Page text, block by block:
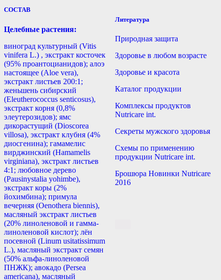
СОСТАВ
Целебные растения:
виноград культурный (Vitis
vinifera L.) , экстракт косточек
(95% проантоцианидов); алоэ
настоящее (Aloe vera),
экстракт листьев 200:1;
женьшень сибирский
(Eleutherococcus senticosus),
экстракт корня (0,8%
элеутерозидов); ямс
дикорастущий (Dioscorea
villosa), экстракт клубня (4%
диосгенина); гамамелис
вирджинский (Hamamelis
virginiana), экстракт листьев
4:1; любовное дерево
(Pausinystalia yohimbе),
экстракт коры (2%
йохимбина); примула
вечерняя (Oenothera biennis),
масляный экстракт листьев
(20% линоленовой и гамма-
линоленовой кислот); лён
посевной (Linum usitatissimum
L.), масляный экстракт семян
(50% альфа-линоленовой
ПНЖК); авокадо (Persea
americana), масляный
Литература
Природная защита
Здоровье в любом возрасте
Здоровье и красота
Каталог продукции
Комплексы продуктов
Nutricare int.
Секреты мужского здоровья
Схемы по применению
продукции Nutricare int.
Брошюра Новинки Nutricare
2016